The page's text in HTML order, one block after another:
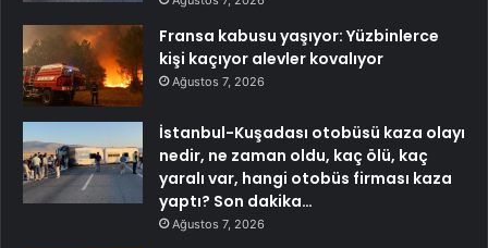
Fransa kabusu yaşıyor: Yüzbinlerce
kişi kaçıyor alevler kovalıyor
Ağustos 7, 2026
İstanbul-Kuşadası otobüsü kaza olayı
nedir, ne zaman oldu, kaç ölü, kaç
yaralı var, hangi otobüs firması kaza
yaptı? Son dakika…
Ağustos 7, 2026